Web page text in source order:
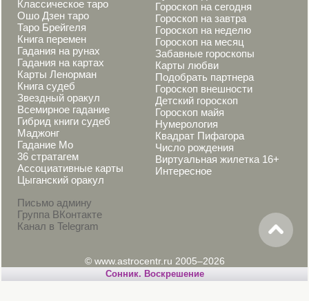
Классическое таро
Ошо Дзен таро
Таро Брейгеля
Книга перемен
Гадания на рунах
Гадания на картах
Карты Ленорман
Книга судеб
Звездный оракул
Всемирное гадание
Гибрид книги судеб
Маджонг
Гадание Мо
36 стратагем
Ассоциативные карты
Цыганский оракул
Письмо админу
Группа ВКонтакте
Канал в Telegram
Гороскоп на сегодня
Гороскоп на завтра
Гороскоп на неделю
Гороскоп на месяц
Забавные гороскопы
Карты любви
Подобрать партнера
Гороскоп внешности
Детский гороскоп
Гороскоп майя
Нумерология
Квадрат Пифагора
Число рождения
Виртуальная жилетка 16+
Интересное
© www.astrocentr.ru 2005–2026
Cонник. Воскрешение